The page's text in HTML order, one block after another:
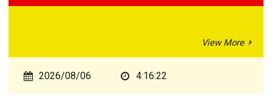
View More
2026/08/06 4:16:22